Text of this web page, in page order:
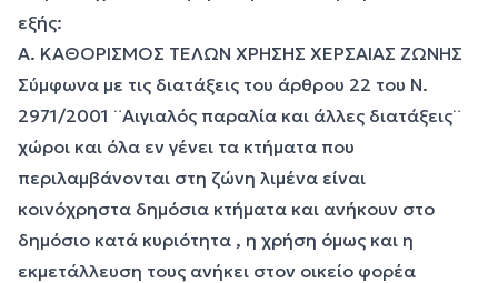
εξής:
Α. ΚΑΘΟΡΙΣΜΟΣ ΤΕΛΩΝ ΧΡΗΣΗΣ ΧΕΡΣΑΙΑΣ ΖΩΝΗΣ
Σύμφωνα με τις διατάξεις του άρθρου 22 του Ν.
2971/2001 ¨Αιγιαλός παραλία και άλλες διατάξεις¨
χώροι και όλα εν γένει τα κτήματα που
περιλαμβάνονται στη ζώνη λιμένα είναι
κοινόχρηστα δημόσια κτήματα και ανήκουν στο
δημόσιο κατά κυριότητα , η χρήση όμως και η
εκμετάλλευση τους ανήκει στον οικείο φορέα